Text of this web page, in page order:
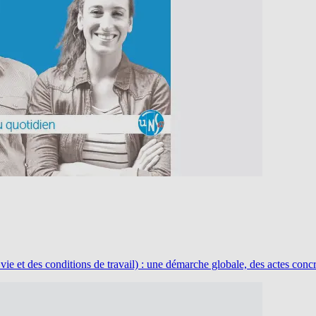
et des conditions de travail) : une démarche globale, des actes